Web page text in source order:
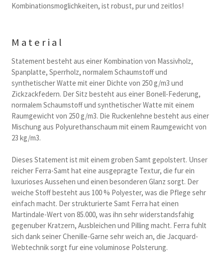
Kombinationsmoglichkeiten, ist robust, pur und zeitlos!
Material
Statement besteht aus einer Kombination von Massivholz,
Spanplatte, Sperrholz, normalem Schaumstoff und
synthetischer Watte mit einer Dichte von 250 g/m3 und
Zickzackfedern. Der Sitz besteht aus einer Bonell-Federung,
normalem Schaumstoff und synthetischer Watte mit einem
Raumgewicht von 250 g/m3. Die Ruckenlehne besteht aus einer
Mischung aus Polyurethanschaum mit einem Raumgewicht von
23 kg/m3.
Dieses Statement ist mit einem groben Samt gepolstert. Unser
reicher Ferra-Samt hat eine ausgepragte Textur, die fur ein
luxurioses Aussehen und einen besonderen Glanz sorgt. Der
weiche Stoff besteht aus 100 % Polyester, was die Pflege sehr
einfach macht. Der strukturierte Samt Ferra hat einen
Martindale-Wert von 85.000, was ihn sehr widerstandsfahig
gegenuber Kratzern, Ausbleichen und Pilling macht. Ferra fuhlt
sich dank seiner Chenille-Garne sehr weich an, die Jacquard-
Webtechnik sorgt fur eine voluminose Polsterung.